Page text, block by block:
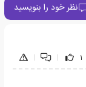
نظر خود را بنویسید
1
|
|